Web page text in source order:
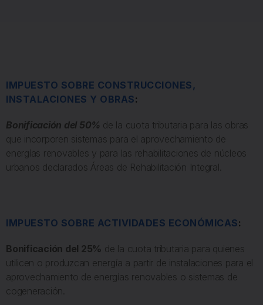
IMPUESTO SOBRE CONSTRUCCIONES,
INSTALACIONES Y OBRAS:
Bonificación del 50% de la cuota tributaria para las obras
que incorporen sistemas para el aprovechamiento de
energías renovables y para las rehabilitaciones de núcleos
urbanos declarados Áreas de Rehabilitación Integral.
IMPUESTO SOBRE ACTIVIDADES ECONÓMICAS:
Bonificación del 25% de la cuota tributaria para quienes
utilicen o produzcan energía a partir de instalaciones para el
aprovechamiento de energías renovables o sistemas de
cogeneración.